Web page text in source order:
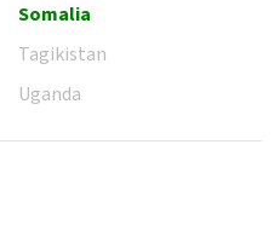
Somalia
Tagikistan
Uganda